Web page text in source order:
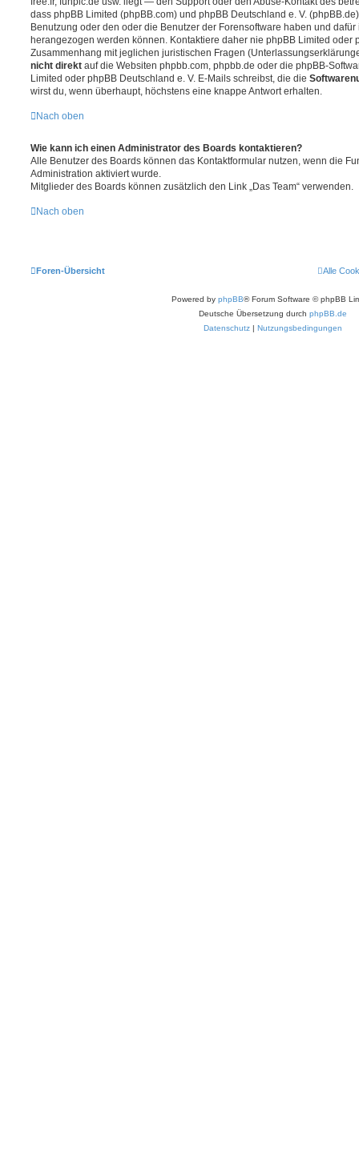
dass phpBB Limited (phpBB.com) und phpBB Deutschland e. V.
Benutzung oder den oder die Benutzer der Forensoftware haben und
herangezogen werden können. Kontaktiere daher nie phpBB Limited oder
Zusammenhang mit jeglichen juristischen Fragen
nicht direkt auf die Websiten phpbb.com, phpbb.de oder die phpBB-
Limited oder phpBB Deutschland e. V. E-Mails schreibst, die die
wirst du, wenn überhaupt, höchstens eine knappe Antwort erhalten.
Nach oben
Wie kann ich einen Administrator des Boards kontaktieren?
Alle Benutzer des Boards können das Kontaktformular nutzen, wenn die
Administration aktiviert wurde.
Mitglieder des Boards können zusätzlich den Link „Das Team“ verwenden.
Nach oben
Foren-Übersicht Alle
Powered by phpBB® Forum Software © phpBB
Deutsche Übersetzung durch phpBB.de
Datenschutz | Nutzungsbedingungen